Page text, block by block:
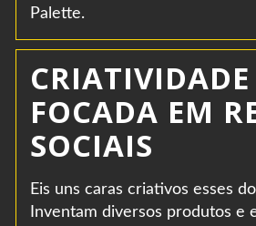
Palette.
CRIATIVIDADE
FOCADA EM
SOCIAIS
Eis uns caras criativos esses
Inventam diversos produtos e